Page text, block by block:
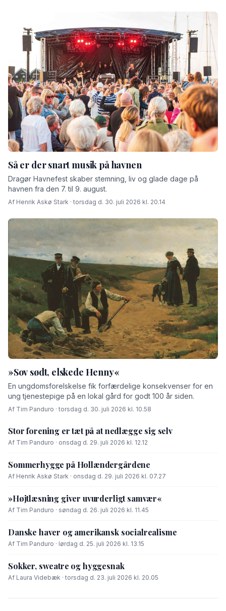
Så er der snart musik på havnen
Dragør Havnefest skaber stemning, liv og glade dage på
havnen fra den 7. til 9. august.
Af Henrik Askø Stark · torsdag d. 30. juli 2026 kl. 20.14
»Sov sødt, elskede Henny«
En ungdomsforelskelse fik forfærdelige konsekvenser for en
ung tjenestepige på en lokal gård for godt 100 år siden.
Af Tim Panduro · torsdag d. 30. juli 2026 kl. 10.58
Stor forening er tæt på at nedlægge sig selv
Af Tim Panduro · onsdag d. 29. juli 2026 kl. 12.12
Sommerhygge på Hollændergårdene
Af Henrik Askø Stark · onsdag d. 29. juli 2026 kl. 07.27
»Højtlæsning giver uvurderligt samvær«
Af Tim Panduro · søndag d. 26. juli 2026 kl. 11.45
Danske haver og amerikansk socialrealisme
Af Tim Panduro · lørdag d. 25. juli 2026 kl. 13.15
Sokker, sweatre og hyggesnak
Af Laura Videbæk · torsdag d. 23. juli 2026 kl. 20.05